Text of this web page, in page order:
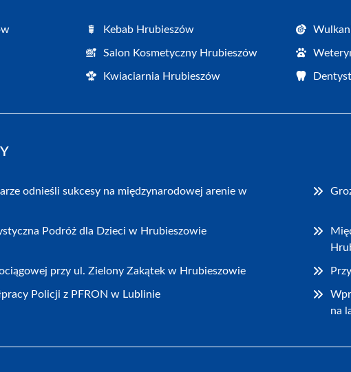
Kebab Hrubieszów
Salon Kosmetyczny Hrubieszów
Kwiaciarnia Hrubieszów
odnieśli sukcesy na międzynarodowej arenie w
Podróż dla Dzieci w Hrubieszowie
przy ul. Zielony Zakątek w Hrubieszowie
Policji z PFRON w Lublinie
na